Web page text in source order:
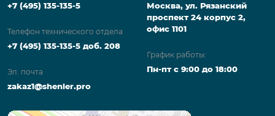
+7 (495) 135-135-5
Телефон технического отдела
+7 (495) 135-135-5 доб. 208
Эл. почта
zakaz1@shenler.pro
Москва, ул. Рязанский
проспект 24 корпус 2,
офис 1101
График работы:
Пн-пт с 9:00 до 18:00